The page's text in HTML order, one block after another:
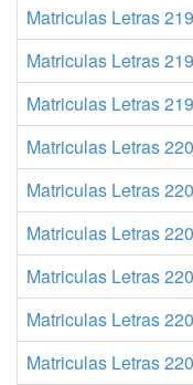
Matriculas Letras
Matriculas Letras
Matriculas Letras
Matriculas Letras
Matriculas Letras
Matriculas Letras
Matriculas Letras
Matriculas Letras
Matriculas Letras